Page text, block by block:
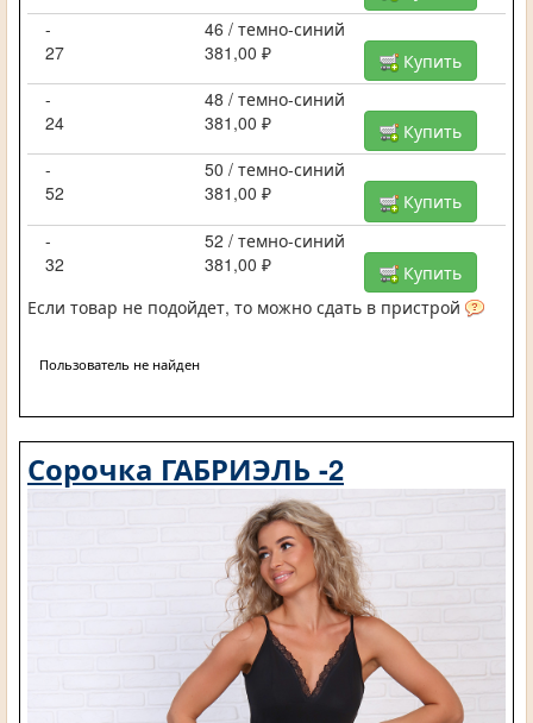
-
46 / темно-синий
27
381,00 ₽
Купить
-
48 / темно-синий
24
381,00 ₽
Купить
-
50 / темно-синий
52
381,00 ₽
Купить
-
52 / темно-синий
32
381,00 ₽
Купить
Если товар не подойдет, то можно сдать в пристрой
Пользователь не найден
Сорочка ГАБРИЭЛЬ -2